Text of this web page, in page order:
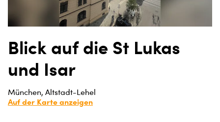
Blick auf die St Lukas
und Isar
München, Altstadt-Lehel
Auf der Karte anzeigen